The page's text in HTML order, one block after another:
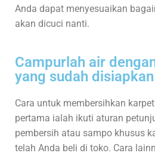
Anda dapat menyesuaikan
akan dicuci nanti.
Campurlah air
yang sudah disiapkan
Cara untuk membersihkan
pertama ialah ikuti aturan
pembersih atau sampo khusus
telah Anda beli di toko. Cara